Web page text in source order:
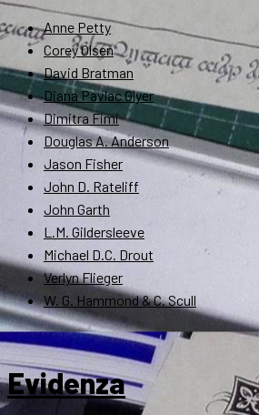
Anne Petty
Corey Olsen
David Bratman
Diana Pavlac Glyer
Dimitra Fimi
Douglas A. Anderson
Jason Fisher
John D. Rateliff
John Garth
L.M. Gildersleeve
Michael D.C. Drout
Verlyn Flieger
W. G. Hammond & C. Scull
Evidenza